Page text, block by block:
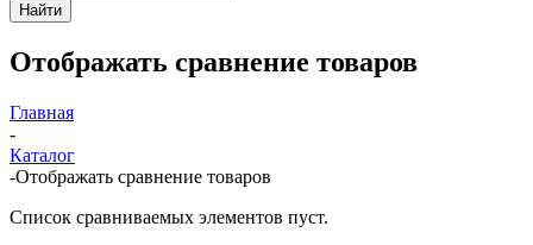
Найти
Отображать сравнение товаров
Главная
-
Каталог
-Отображать сравнение товаров
Список сравниваемых элементов пуст.